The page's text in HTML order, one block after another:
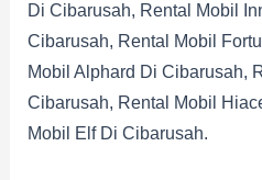
Di Cibarusah, Rental Mobil
Cibarusah, Rental Mobil
Mobil Alphard Di Cibarusah,
Cibarusah, Rental Mobil
Mobil Elf Di Cibarusah.